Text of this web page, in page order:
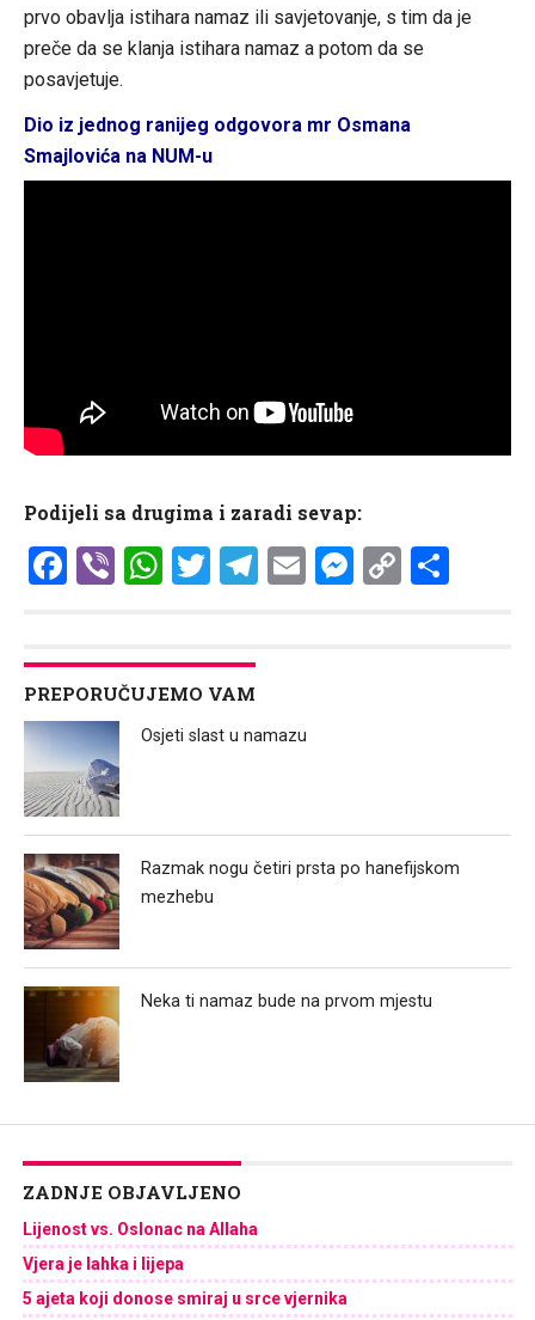
prvo obavlja istihara namaz ili savjetovanje, s tim da je
preče da se klanja istihara namaz a potom da se
posavjetuje.
Dio iz jednog ranijeg odgovora mr Osmana
Smajlovića na NUM-u
Podijeli sa drugima i zaradi sevap:
Facebook
ViberWhatsApp
Twitter
Telegram
EmailCopy
PREPORUČUJEMO VAM
Osjeti slast u namazu
Razmak nogu četiri prsta po hanefijskom
mezhebu
Neka ti namaz bude na prvom mjestu
ZADNJE OBJAVLJENO
Lijenost vs. Oslonac na Allaha
Vjera je lahka i lijepa
5 ajeta koji donose smiraj u srce vjernika